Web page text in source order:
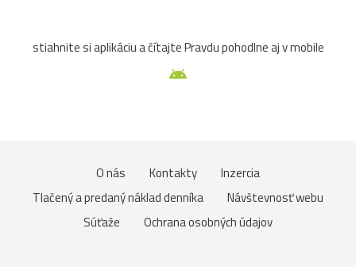
stiahnite si aplikáciu a čítajte Pravdu pohodlne aj v mobile
O nás Kontakty
Inzercia
Tlačený a predaný náklad denníka
Návštevnosť webu
Súťaže
Ochrana osobných údajov